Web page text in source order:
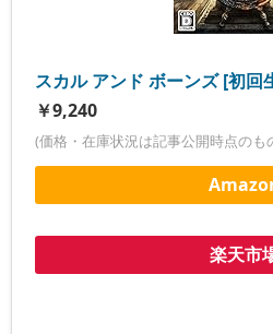
スカル アンド ボーンズ [初回
￥9,240
(価格・在庫状況は記事公開時点のも
楽天市